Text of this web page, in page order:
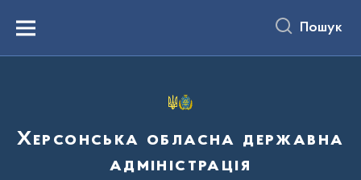
вмістуMenu Пошук
Херсонська обласна державна
адміністрація